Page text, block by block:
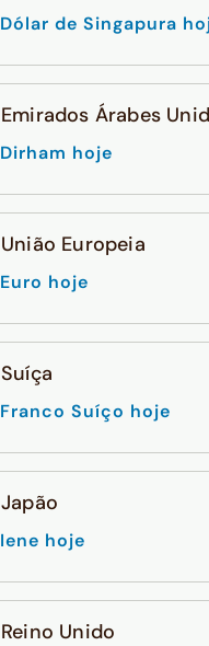
Dólar de Singapura
Emirados Árabes
Dirham hoje
União Europeia
Euro hoje
Suíça
Franco Suíço hoje
Japão
Iene hoje
Reino Unido